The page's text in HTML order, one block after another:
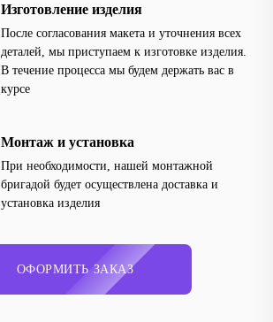
Изготовление изделия
После согласования макета и уточнения всех
деталей, мы приступаем к изготовке изделия.
В течение процесса мы будем держать вас в
курсе
Монтаж и установка
При необходимости, нашей монтажной
бригадой будет осуществлена доставка и
установка изделия
ОФОРМИТЬ ЗАКАЗ